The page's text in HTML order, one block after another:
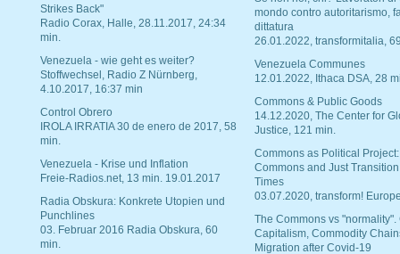
Strikes Back"
Radio Corax, Halle, 28.11.2017, 24:34
min.
Venezuela - wie geht es weiter?
Stoffwechsel, Radio Z Nürnberg,
4.10.2017, 16:37 min
Control Obrero
IROLA IRRATIA 30 de enero de 2017, 58
min.
Venezuela - Krise und Inflation
Freie-Radios.net, 13 min. 19.01.2017
Radia Obskura: Konkrete Utopien und
Punchlines
03. Februar 2016 Radia Obskura, 60
min.
mondo contro autoritarismo,
dittatura
26.01.2022, transformitalia,
Venezuela Communes
12.01.2022, Ithaca DSA, 28
Commons & Public Goods
14.12.2020, The Center for
Justice, 121 min.
Commons as Political Project:
Commons and Just
Times
03.07.2020, transform!
The Commons vs "normality".
Capitalism, Commodity
Migration after Covid-19